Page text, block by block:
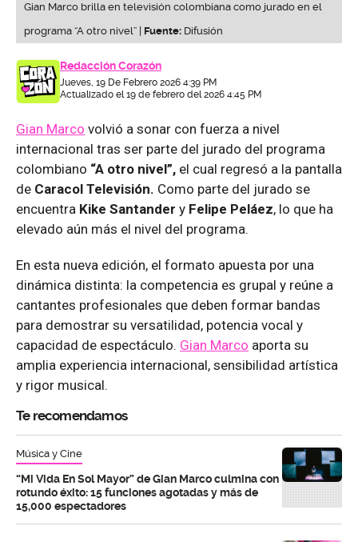
Gian Marco brilla en televisión colombiana como jurado en el
programa “A otro nivel” | Fuente: Difusión
Redacción Corazón
Jueves, 19 De Febrero 2026 4:39 PM
Actualizado el 19 de febrero del 2026 4:45 PM
Gian Marco volvió a sonar con fuerza a nivel
internacional tras ser parte del jurado del programa
colombiano “A otro nivel”, el cual regresó a la pantalla
de Caracol Televisión. Como parte del jurado se
encuentra Kike Santander y Felipe Peláez, lo que ha
elevado aún más el nivel del programa.
En esta nueva edición, el formato apuesta por una
dinámica distinta: la competencia es grupal y reúne a
cantantes profesionales que deben formar bandas
para demostrar su versatilidad, potencia vocal y
capacidad de espectáculo. Gian Marco aporta su
amplia experiencia internacional, sensibilidad artística
y rigor musical.
Te recomendamos
Música y Cine
“Mi Vida En Sol Mayor” de Gian Marco culmina con
rotundo éxito: 15 funciones agotadas y más de
15,000 espectadores